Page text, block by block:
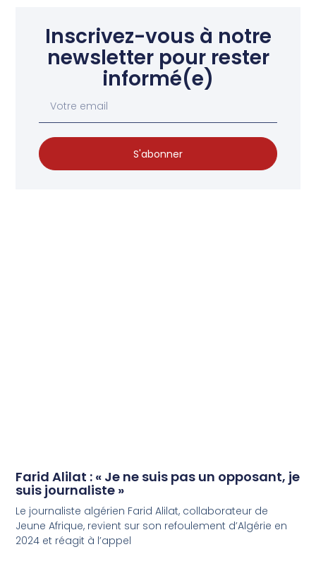
Inscrivez-vous à notre
newsletter pour rester
informé(e)
S'abonner
Farid Alilat : « Je ne suis pas un opposant, je
suis journaliste »
Le journaliste algérien Farid Alilat, collaborateur de
Jeune Afrique, revient sur son refoulement d’Algérie en
2024 et réagit à l’appel